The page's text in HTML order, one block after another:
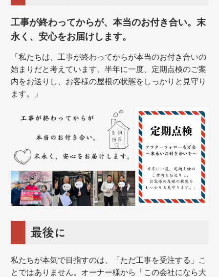
工事が終わってからが、本当のお付き合い。末
永く、安心をお届けします。
「私たちは、工事が終わってからが本当のお付き合いの
始まりだと考えています。半年に一度、定期点検のご案
内をお送りし、お客様の屋根の状態をしっかりと見守り
ます。」
最後に
私たちが本気で目指すのは、「ただ工事を受注する」こ
とではありません。オーナー様から「この会社になら大